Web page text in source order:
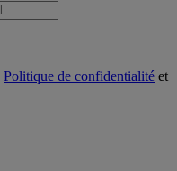
Politique de confidentialité et